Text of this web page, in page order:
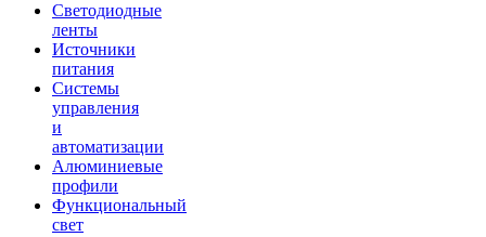
Светодиодные
ленты
Источники
питания
Системы
управления
и
автоматизации
Алюминиевые
профили
Функциональный
свет